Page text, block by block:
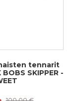
julkaista sen
Stiletto.fi-
arvostelua.
tennarit
BOBS SKIPPER -